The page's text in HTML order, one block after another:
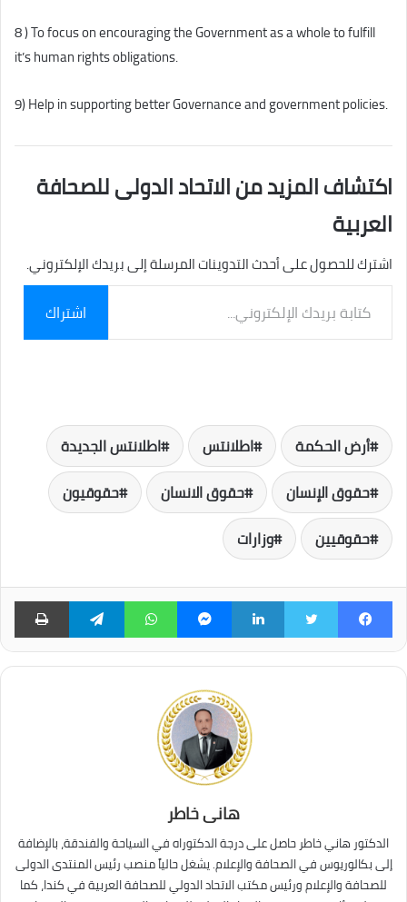
8 ) To focus on encouraging the Government as a whole to fulfill
it’s human rights obligations.
9) Help in supporting better Governance and government policies.
اكتشاف المزيد من الاتحاد الدولى للصحافة
العربية
اشترك للحصول على أحدث التدوينات المرسلة إلى بريدك الإلكتروني.
بريدك
الإلكتروني...
اشتراك
أرض الحكمة اطلانتس
اطلانتس الجديدة
حقوق الإنسان
حقوق الانسان
حقوقيون
حقوقيين
وزارات
فيسبوك لينكدإن ماسنجر واتساب تيلقرام
هانى خاطر
الدكتور هاني خاطر حاصل على درجة الدكتوراه في السياحة والفندقة، بالإضافة
إلى بكالوريوس في الصحافة والإعلام. يشغل حالياً منصب رئيس المنتدى الدولى
للصحافة والإعلام ورئيس مكتب الاتحاد الدولي للصحافة العربية في كندا، كما